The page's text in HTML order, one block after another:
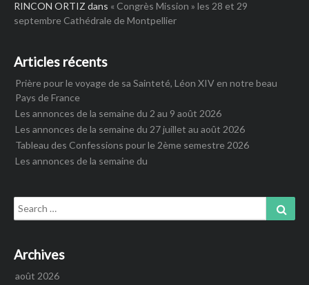
RINCON ORTIZ dans « Congrès Mission » les 28 et 29
septembre Cathédrale de Montpellier
Articles récents
Prière pour le voyage de sa Sainteté, Léon XIV en notre beau
Pays de France
Les annonces de la semaine du 2 au 9 août 2026
Les annonces de la semaine du 27 juillet au août 2026
Tableau des Confessions pour le 2ème semestre 2026
Les annonces de la semaine du
Search
for:
Archives
août 2026